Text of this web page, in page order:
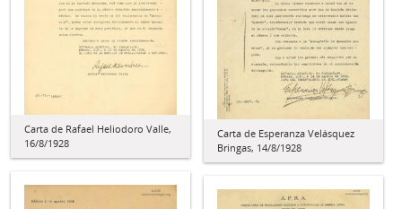
Carta de Rafael Heliodoro Valle,
16/8/1928
Carta de Esperanza Velásquez
Bringas, 14/8/1928